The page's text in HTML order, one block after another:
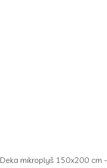
Deka mikroplyš 150x200 cm